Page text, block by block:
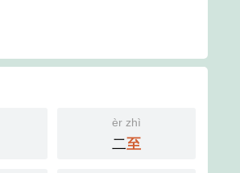
èr zhì
二至